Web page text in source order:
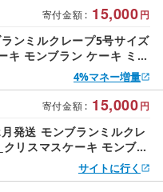
寄付金額 : 15,000円
ンミルクレープ5号サイズ
キ モンブラン ケーキ ミル
スマス シュシュクレープ
リーム 渋皮煮 デザート
米市 送料無料_Dw035
4%マネー増量
寄付金額 : 15,000円
発送 モンブランミルクレ
リスマスケーキ モンブラ
サイトに行く